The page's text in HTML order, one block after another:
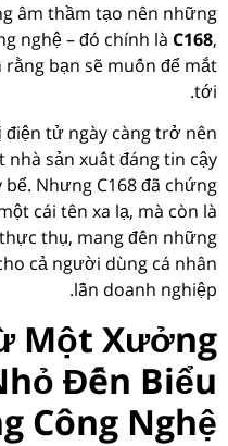
âm thầm tạo nên những
nghệ – đó chính là C168,
bạn sẽ muốn để mắt
tới.
tử ngày càng trở nên
nhà sản xuất đáng tin cậy
Nhưng C168 đã chứng
cái tên xa lạ, mà còn là
thụ, mang đến những
cả người dùng cá nhân
lẫn doanh nghiệp.
Một Xưởng
Đến Biểu
Công Nghệ